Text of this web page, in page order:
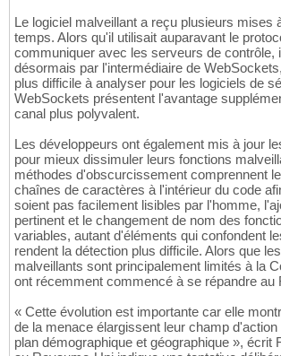
Le logiciel malveillant a reçu plusieurs mises
temps. Alors qu'il utilisait auparavant le
communiquer avec les serveurs de contrôle,
désormais par l'intermédiaire de
plus difficile à analyser pour les logiciels de
WebSockets présentent l'avantage
canal plus polyvalent.
Les développeurs ont également mis à jour
pour mieux dissimuler leurs fonctions
méthodes d'obscurcissement comprennent
chaînes de caractères à l'intérieur du code
soient pas facilement lisibles par l'homme,
pertinent et le changement de nom des
variables, autant d'éléments qui confondent
rendent la détection plus difficile. Alors que
malveillants sont principalement limités à la
ont récemment commencé à se répandre au
« Cette évolution est importante car elle
de la menace élargissent leur champ
plan démographique et géographique », écrit